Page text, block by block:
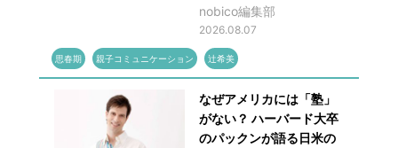
nobico編集部
2026.08.07
思春期 親子コミュニケーション 辻希美
なぜアメリカには「塾」
がない？ ハーバード大卒
のパックンが語る日米の